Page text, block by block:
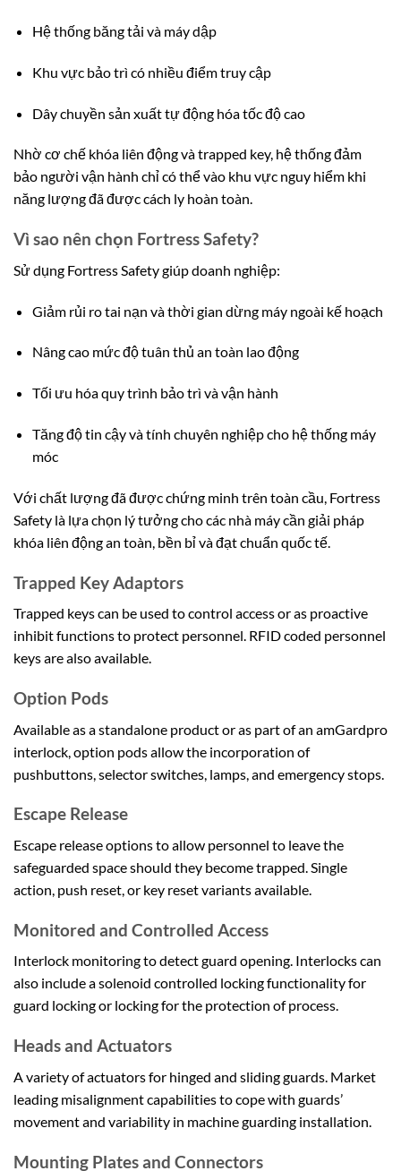
Hệ thống băng tải và máy dập
Khu vực bảo trì có nhiều điểm truy cập
Dây chuyền sản xuất tự động hóa tốc độ cao
Nhờ cơ chế khóa liên động và trapped key, hệ thống đảm
bảo người vận hành chỉ có thể vào khu vực nguy hiểm khi
năng lượng đã được cách ly hoàn toàn.
Vì sao nên chọn Fortress Safety?
Sử dụng Fortress Safety giúp doanh nghiệp:
Giảm rủi ro tai nạn và thời gian dừng máy ngoài kế hoạch
Nâng cao mức độ tuân thủ an toàn lao động
Tối ưu hóa quy trình bảo trì và vận hành
Tăng độ tin cậy và tính chuyên nghiệp cho hệ thống máy
móc
Với chất lượng đã được chứng minh trên toàn cầu, Fortress
Safety là lựa chọn lý tưởng cho các nhà máy cần giải pháp
khóa liên động an toàn, bền bỉ và đạt chuẩn quốc tế.
Trapped Key Adaptors
Trapped keys can be used to control access or as proactive
inhibit functions to protect personnel. RFID coded personnel
keys are also available.
Option Pods
Available as a standalone product or as part of an amGardpro
interlock, option pods allow the incorporation of
pushbuttons, selector switches, lamps, and emergency stops.
Escape Release
Escape release options to allow personnel to leave the
safeguarded space should they become trapped. Single
action, push reset, or key reset variants available.
Monitored and Controlled Access
Interlock monitoring to detect guard opening. Interlocks can
also include a solenoid controlled locking functionality for
guard locking or locking for the protection of process.
Heads and Actuators
A variety of actuators for hinged and sliding guards. Market
leading misalignment capabilities to cope with guards’
movement and variability in machine guarding installation.
Mounting Plates and Connectors